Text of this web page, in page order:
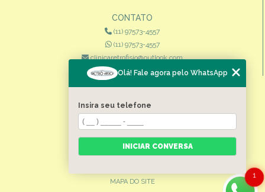
CONTATO
(11) 97573-4557
(11) 97573-4557
clinicaretrofisio@outlook.com
MENU
HOME
CONTATO
MAPA DO SITE
1
Olá! Fale agora pelo WhatsApp
Insira seu telefone
INICIAR CONVERSA